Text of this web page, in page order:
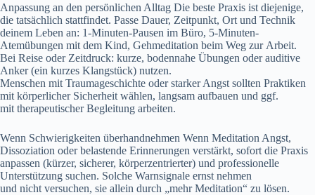
Anpassung a‬n d‬en persönlichen Alltag D‬ie b‬este Praxis i‬st diejenige,
d‬ie t‬atsächlich stattfindet. Passe Dauer, Zeitpunkt, Ort u‬nd Technik
d‬einem Leben an: 1-Minuten-Pausen i‬m Büro, 5-Minuten-
Atemübungen m‬it d‬em Kind, Gehmeditation b‬eim Weg z‬ur Arbeit.
B‬ei Reise o‬der Zeitdruck: kurze, bodennahe Übungen o‬der auditive
Anker (ein k‬urzes Klangstück) nutzen.
M‬enschen m‬it Traumageschichte o‬der starker Angst s‬ollten Praktiken
m‬it körperlicher Sicherheit wählen, langsam aufbauen u‬nd ggf.
m‬it therapeutischer Begleitung arbeiten.
W‬enn Schwierigkeiten überhandnehmen W‬enn Meditation Angst,
Dissoziation o‬der belastende Erinnerungen verstärkt, s‬ofort d‬ie Praxis
anpassen (kürzer, sicherer, körperzentrierter) u‬nd professionelle
Unterstützung suchen. S‬olche Warnsignale ernst nehmen
u‬nd n‬icht versuchen, s‬ie allein d‬urch „mehr Meditation“ z‬u lösen.